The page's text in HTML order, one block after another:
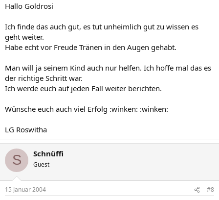
Hallo Goldrosi
Ich finde das auch gut, es tut unheimlich gut zu wissen es
geht weiter.
Habe echt vor Freude Tränen in den Augen gehabt.
Man will ja seinem Kind auch nur helfen. Ich hoffe mal das es
der richtige Schritt war.
Ich werde euch auf jeden Fall weiter berichten.
Wünsche euch auch viel Erfolg :winken: :winken:
LG Roswitha
S Schnüffi
Guest
15 Januar 2004 #8